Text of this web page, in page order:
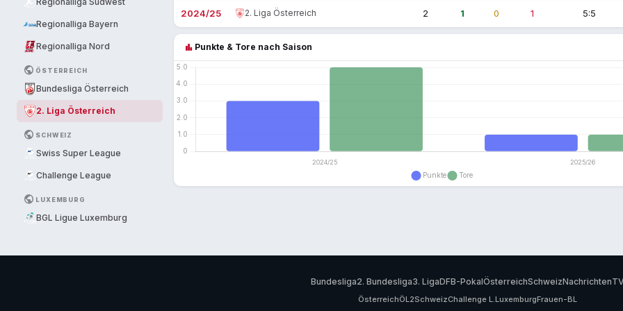
Regionalliga Bayern
Regionalliga Nord
PUBLIC ÖSTERREICH
Bundesliga Österreich
2. Liga Österreich
PUBLIC SCHWEIZ
Swiss Super League
Challenge League
PUBLIC LUXEMBURG
BGL Ligue Luxemburg
2024/25 2. Liga Österreich 2 1 0 1 5:5
bar_chart Punkte & Tore nach Saison
Bundesliga2. Bundesliga3. LigaDFB-PokalÖsterreichSchweizNachrichtenTV
ÖsterreichÖL2SchweizChallenge L.LuxemburgFrauen-BL